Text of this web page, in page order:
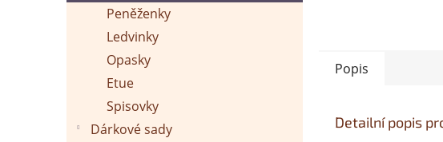
Peněženky
Ledvinky
Opasky
Etue
Spisovky
Dárkové sady
Popis
Detailní popis